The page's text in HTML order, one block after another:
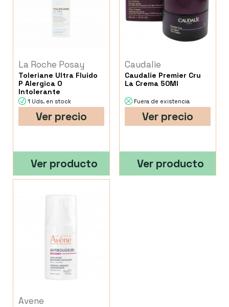
La Roche Posay
Toleriane Ultra Fluido
P Alergica O
Intolerante
1 Uds. en stock
Ver precio
Ver producto
Caudalie
Caudalie Premier Cru
La Crema 50Ml
Fuera de existencia
Ver precio
Ver producto
Avene